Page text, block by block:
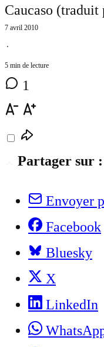
Caucaso (traduit
7 avril 2010
⋅
5 min de lecture
1
Partager sur :
Envoyer
Facebook
Bluesky
X
LinkedIn